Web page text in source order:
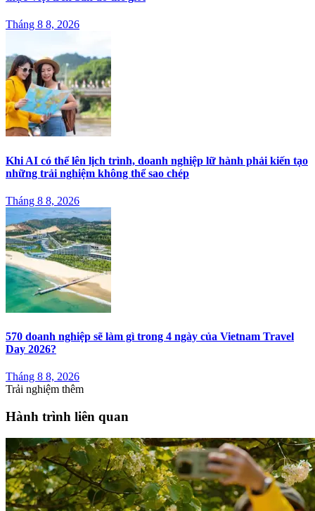
Tháng 8 8, 2026
Khi AI có thể lên lịch trình, doanh nghiệp lữ hành phải kiến tạo
những trải nghiệm không thể sao chép
Tháng 8 8, 2026
570 doanh nghiệp sẽ làm gì trong 4 ngày của Vietnam Travel
Day 2026?
Tháng 8 8, 2026
Trải nghiệm thêm
Hành trình liên quan